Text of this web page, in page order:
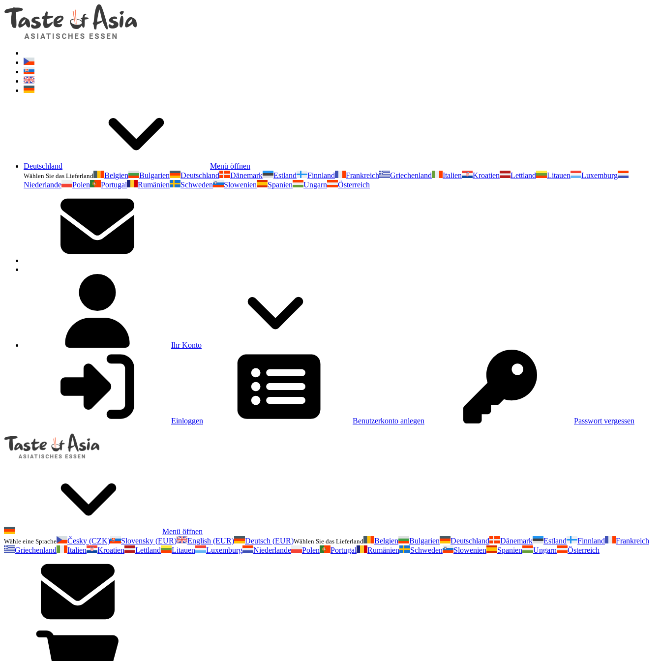
Deutschland Menü öffnen
Wählen Sie das Lieferland Belgien Bulgarien Deutschland Dänemark Estland Finnland Frankreich Griechenland Italien Kroatien Lettland Litauen
Luxemburg
Niederlande
Polen Portugal Rumänien Schweden Slowenien Spanien Ungarn Österreich
Ihr Konto
Einloggen Benutzerkonto anlegen Passwort vergessen
Menü öffnen
Wähle eine Sprache Česky (CZK) Slovensky (EUR) English (EUR) Deutsch (EUR)Wählen Sie das Lieferland Belgien Bulgarien Deutschland Dänemark Estland Finnland
Frankreich
Griechenland
Italien Kroatien Lettland Litauen Luxemburg Niederlande Polen Portugal Rumänien Schweden Slowenien Spanien Ungarn Österreich